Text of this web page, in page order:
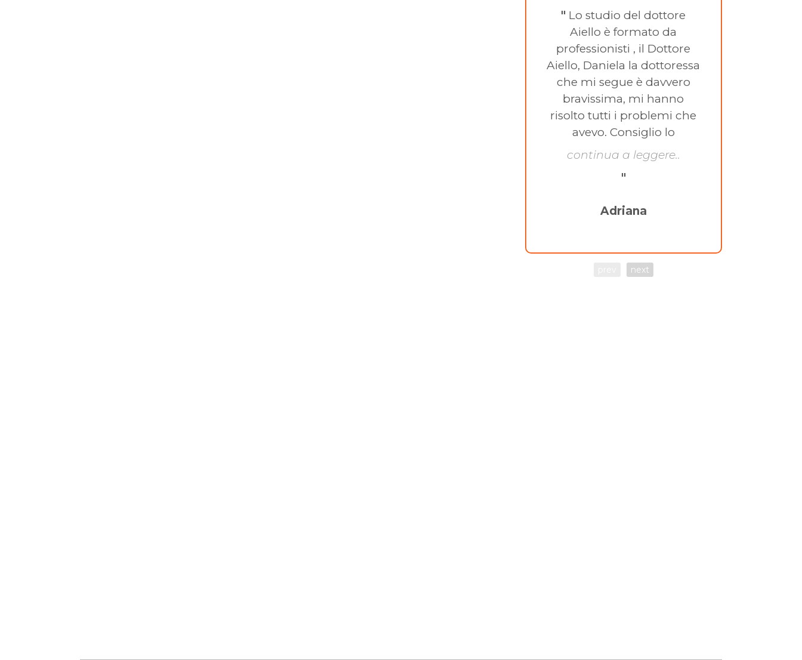
" Lo studio del dottore
Aiello è formato da
professionisti , il Dottore
Aiello, Daniela la dottoressa
che mi segue è davvero
bravissima, mi hanno
risolto tutti i problemi che
avevo. Consiglio lo
continua a leggere..
"
Adriana
next